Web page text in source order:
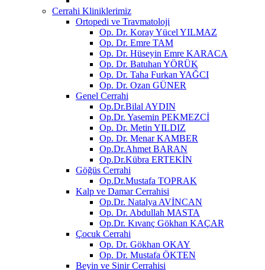
Cerrahi Kliniklerimiz
Ortopedi ve Travmatoloji
Op. Dr. Koray Yücel YILMAZ
Op. Dr. Emre TAM
Op. Dr. Hüseyin Emre KARACA
Op. Dr. Batuhan YÖRÜK
Op. Dr. Taha Furkan YAĞCI
Op. Dr. Ozan GÜNER
Genel Cerrahi
Op.Dr.Bilal AYDIN
Op.Dr. Yasemin PEKMEZCİ
Op. Dr. Metin YILDIZ
Op. Dr. Menar KAMBER
Op.Dr.Ahmet BARAN
Op.Dr.Kübra ERTEKİN
Göğüs Cerrahi
Op.Dr.Mustafa TOPRAK
Kalp ve Damar Cerrahisi
Op.Dr. Natalya AVİNCAN
Op. Dr. Abdullah MASTA
Op.Dr. Kıvanç Gökhan KAÇAR
Çocuk Cerrahi
Op. Dr. Gökhan OKAY
Op. Dr. Mustafa ÖKTEN
Beyin ve Sinir Cerrahisi